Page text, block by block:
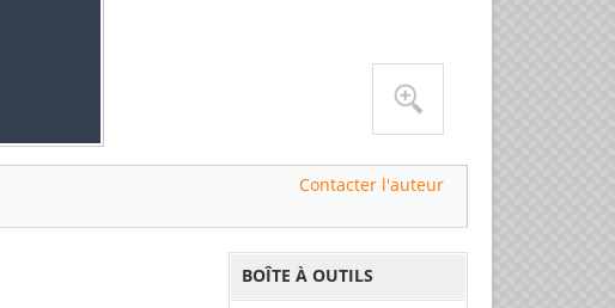
Contacter l'auteur
BOÎTE À OUTILS